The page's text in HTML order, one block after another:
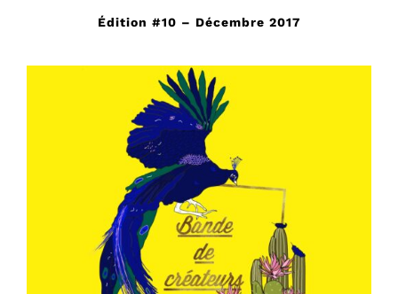
Édition #10 – Décembre 2017